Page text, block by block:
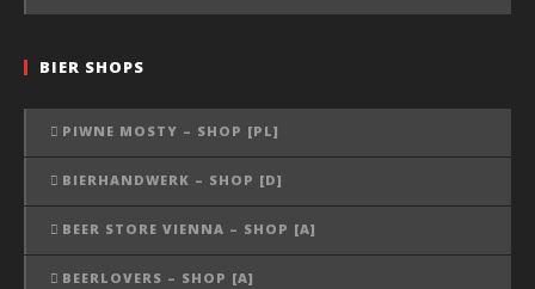
BIER SHOPS
PIWNE MOSTY – SHOP [PL]
BIERHANDWERK – SHOP [D]
BEER STORE VIENNA – SHOP [A]
BEERLOVERS – SHOP [A]